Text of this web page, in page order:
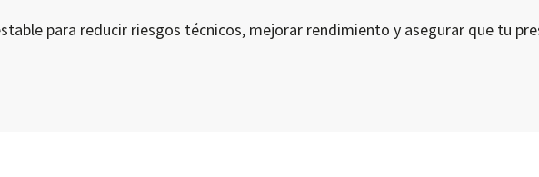
para reducir riesgos técnicos, mejorar rendimiento y asegurar que tu